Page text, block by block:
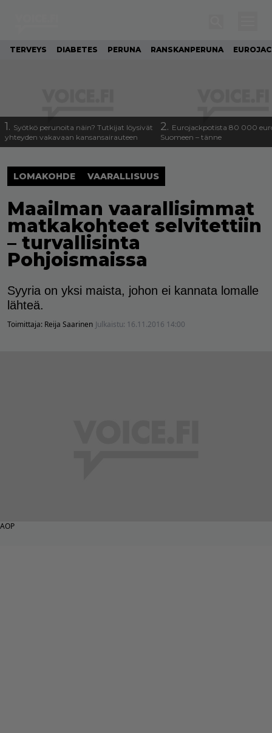
TERVEYS DIABETES PERUNA RANSKANPERUNA
1. Syötkö perunoita näin? Tutkijat löysivät
yhteyden vakavaan kansansairauteen
2. Eurojackpotista 80 000
Suomeen – tänne
LOMAKOHDE VAARALLISUUS
Maailman vaarallisimmat
matkakohteet selvitettiin
– turvallisinta
Pohjoismaissa
Syyria on yksi maista, johon ei kannata lomalle
lähteä.
Toimittaja: Reija Saarinen Julkaistu: 16.11.2016 14:00
AOP